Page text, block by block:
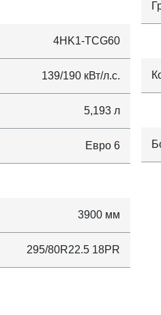
4HK1-TCG60
139/190 кВт/л.с.
5,193 л
Евро 6
3900 мм
295/80R22.5 18PR